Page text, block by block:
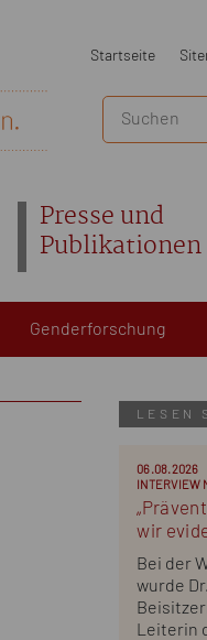
Startseite
Presse und
Publikationen
Genderforschung
LESEN
06.08.2026
INTERVIEW
wir
Bei der
wurde
Leiterin